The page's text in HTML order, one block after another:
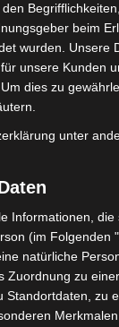
Mensch stirbt bei
auf Baustelle
Polizei stoppt
bei
beim
wurden. Unsere
unsere Kunden
dies zu
unter
Informationen,
(im Folgenden
natürliche
Zuordnung zu
Standortdaten, zu